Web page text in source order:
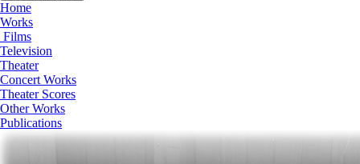
Home
Works
Films
Television
Theater
Concert Works
Theater Scores
Other Works
Publications